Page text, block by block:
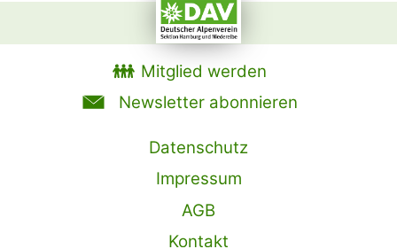
Mitglied werden
Newsletter abonnieren
Datenschutz
Impressum
AGB
Kontakt